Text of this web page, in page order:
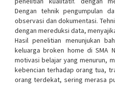
Dengan tehnik pengumpulan
observasi dan dokumentasi.
dengan mereduksi data,
Hasil penelitian menunjukan
keluarga broken home di SMA
motivasi belajar yang menurun,
kebencian terhadap orang tua,
orang terdekat, sering merasa